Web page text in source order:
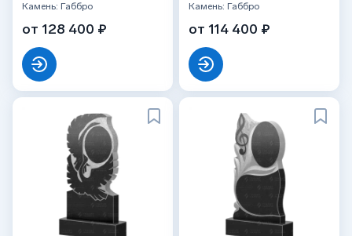
Камень: Габбро
от 128 400 ₽
Камень: Габбро
от 114 400 ₽